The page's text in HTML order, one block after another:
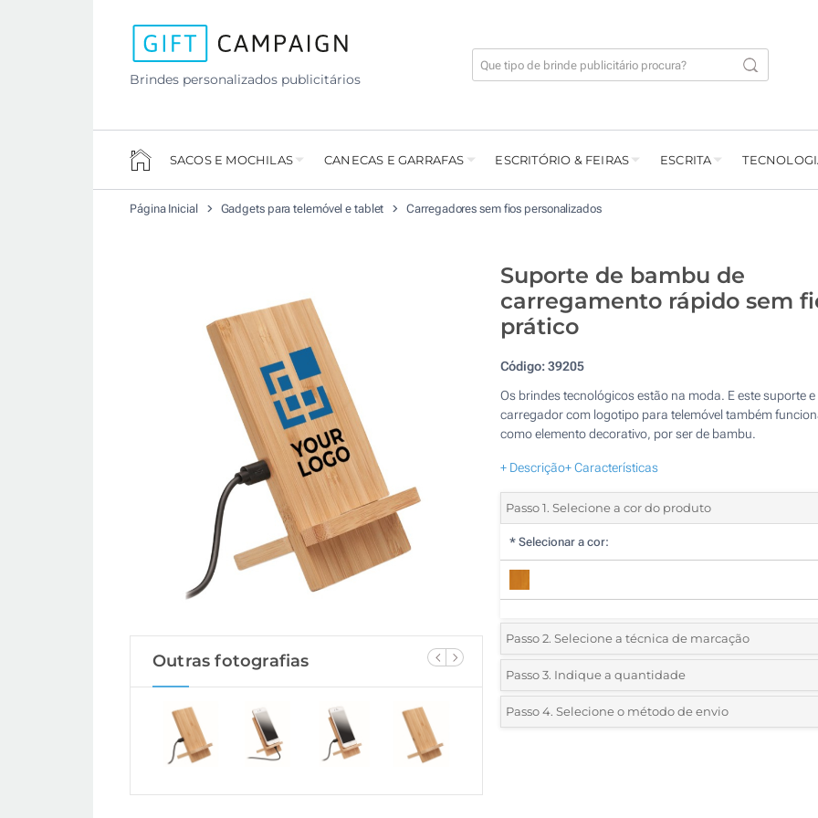
Brindes personalizados publicitários
SACOS E MOCHILAS CANECAS E GARRAFAS ESCRITÓRIO & FEIRAS ESCRITA
Página Inicial Gadgets para telemóvel e tablet Carregadores sem fios personalizados
Outras fotografias
Suporte de bambu de
carregamento rápido sem
prático
Código:39205
Os brindes tecnológicos estão na moda. E este suporte e
carregador com logotipo para telemóvel também
como elemento decorativo, por ser de bambu.
+ Descrição+ Características
Passo 1. Selecione a cor do produto
* Selecionar a cor:
Passo 2. Selecione a técnica de marcação
*Selecione o tipo de marcação e as cores do logotipo:
1 Cor (Na frente)
Passo 3. Indique a quantidade
*Quantidade mínima:5
Passo 4. Selecione o método de envio